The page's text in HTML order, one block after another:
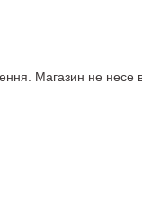
Магазин не несе